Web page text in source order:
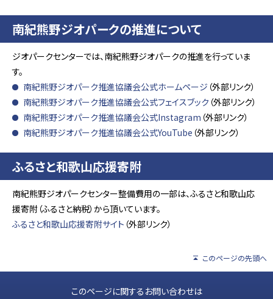
南紀熊野ジオパークの推進について
ジオパークセンターでは、南紀熊野ジオパークの推進を行っていま
す。
南紀熊野ジオパーク推進協議会公式ホームページ （外部リンク）
南紀熊野ジオパーク推進協議会公式フェイスブック （外部リンク）
南紀熊野ジオパーク推進協議会公式Instagram （外部リンク）
南紀熊野ジオパーク推進協議会公式YouTube （外部リンク）
ふるさと和歌山応援寄附
南紀熊野ジオパークセンター整備費用の一部は、ふるさと和歌山応
援寄附（ふるさと納税）から頂いています。
ふるさと和歌山応援寄附サイト （外部リンク）
このページの先頭へ
このページに関するお問い合わせは